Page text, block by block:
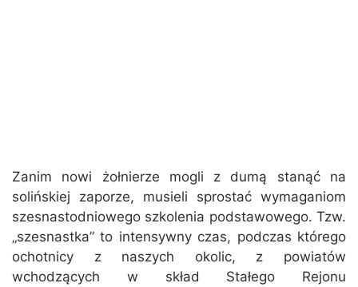
Zanim nowi żołnierze mogli z dumą stanąć na
solińskiej zaporze, musieli sprostać wymaganiom
szesnastodniowego szkolenia podstawowego. Tzw.
„szesnastka” to intensywny czas, podczas którego
ochotnicy z naszych okolic, z powiatów
wchodzących w skład Stałego Rejonu